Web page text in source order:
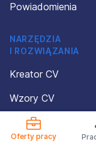
Oferty pracy
Powiadomienia
NARZĘDZIA
I ROZWIĄZANIA
Kreator CV
Wzory CV
Wzory